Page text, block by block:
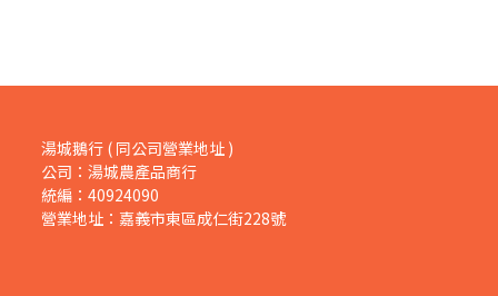
湯城鵝行 ( 同公司營業地址 )
公司：湯城農產品商行
統編：40924090
營業地址：嘉義市東區成仁街228號